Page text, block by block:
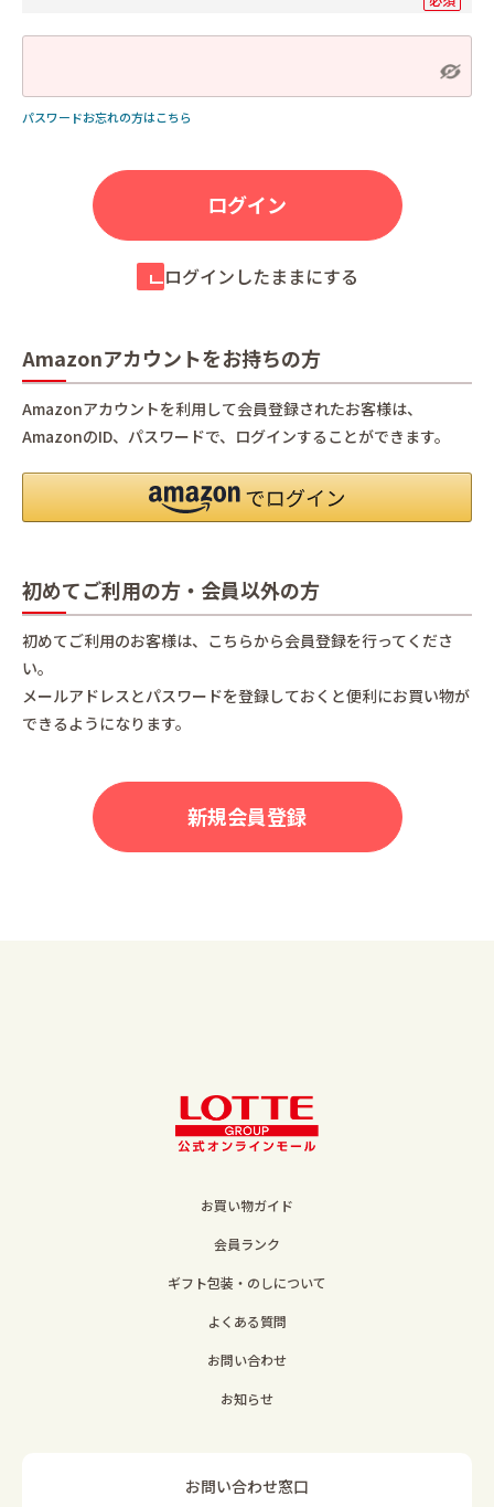
パスワードお忘れの方はこちら
ログインしたままにする
Amazonアカウントをお持ちの方
Amazonアカウントを利用して会員登録されたお客様は、
AmazonのID、パスワードで、ログインすることができます。
初めてご利用の方・会員以外の方
初めてご利用のお客様は、こちらから会員登録を行ってくださ
い。
メールアドレスとパスワードを登録しておくと便利にお買い物が
できるようになります。
お買い物ガイド
会員ランク
ギフト包装・のしについて
よくある質問
お問い合わせ
お知らせ
お問い合わせ窓口